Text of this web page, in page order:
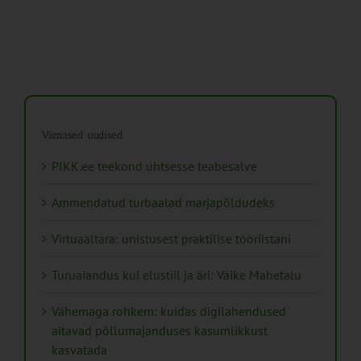
Viimased uudised
PIKK.ee teekond ühtsesse teabesalve
Ammendatud turbaalad marjapõldudeks
Virtuaaltara: unistusest praktilise tööriistani
Turuaiandus kui elustiil ja äri: Väike Mahetalu
Vähemaga rohkem: kuidas digilahendused
aitavad põllumajanduses kasumlikkust
kasvatada